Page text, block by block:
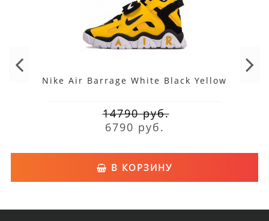
Nike Air Barrage White Black Yellow
14790 руб.
6790 руб.
В КОРЗИНУ